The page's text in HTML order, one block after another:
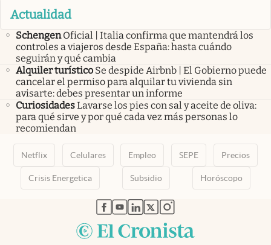
Actualidad
Schengen Oficial | Italia confirma que mantendrá los
controles a viajeros desde España: hasta cuándo
seguirán y qué cambia
Alquiler turístico Se despide Airbnb | El Gobierno puede
cancelar el permiso para alquilar tu vivienda sin
avisarte: debes presentar un informe
CuriosidadesLavarse los pies con sal y aceite de oliva:
para qué sirve y por qué cada vez más personas lo
recomiendan
Netflix Celulares Empleo SEPE Precios
Crisis Energetica Subsidio Horóscopo
abre en nueva pestaña
abre en nueva pestaña
abre en nueva pestaña
abre en nueva pestaña
abre en nueva pestaña